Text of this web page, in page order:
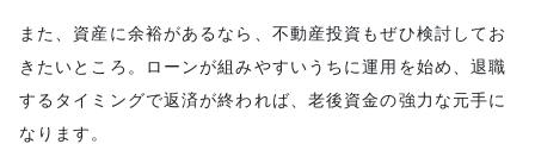
また、資産に余裕があるなら、不動産投資もぜひ検討してお
きたいところ。ローンが組みやすいうちに運用を始め、退職
するタイミングで返済が終われば、老後資金の強力な元手に
なります。